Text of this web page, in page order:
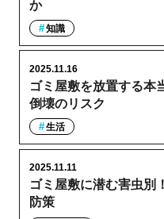
か
知識
ゴミ屋敷を放置する本
倒壊のリスク
2025.11.16
生活
ゴミ屋敷に潜む害虫別
防策
2025.11.11